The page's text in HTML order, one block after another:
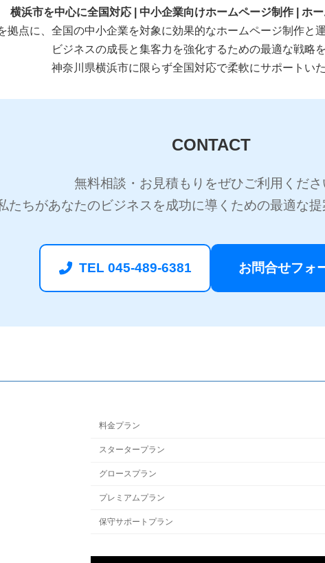
横浜市を中心に全国対応 | 中小企業向けホームページ制作 | ホ
拠点に、全国の中小企業を対象に効果的なホームページ制作と
ビジネスの成長と集客力を強化するための最適な戦略を
神奈川県横浜市に限らず全国対応で柔軟にサポートいた
CONTACT
無料相談・お見積もりをぜひご利用くださ
たちがあなたのビジネスを成功に導くための最適な提
TEL 045-489-6381 お問合せフォ
料金プラン
スタータープラン
グロースプラン
プレミアムプラン
保守サポートプラン